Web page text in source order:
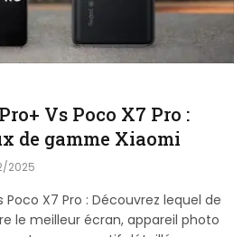
Vs Poco X7 Pro :
de gamme Xiaomi
2025
Poco X7 Pro : Découvrez lequel de
le meilleur écran, appareil photo